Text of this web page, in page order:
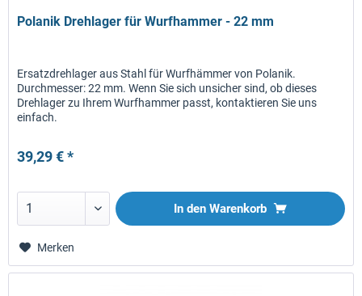
Polanik Drehlager für Wurfhammer - 22 mm
Ersatzdrehlager aus Stahl für Wurfhämmer von Polanik.
Durchmesser: 22 mm. Wenn Sie sich unsicher sind, ob dieses
Drehlager zu Ihrem Wurfhammer passt, kontaktieren Sie uns
einfach.
39,29 € *
In den Warenkorb
Merken